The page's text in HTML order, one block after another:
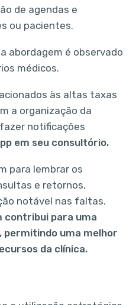
de agendas e
ou pacientes.
abordagem é observado
médicos.
às altas taxas
a organização da
notificações
em seu consultório.
para lembrar os
e retornos,
notável nas faltas.
contribui para uma
permitindo uma melhor
da clínica.